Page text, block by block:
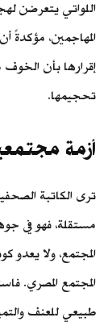
اللواتي يتعرضن
المهاجمين،
إقرارها بأن
تحجيمها.
أزمة
ترى الكاتبة
مستقلة، فهو في
المجتمع، ولا يعدو
المجتمع المصري.
طبيعي للعنف